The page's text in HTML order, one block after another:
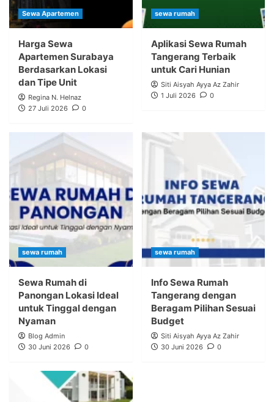
Sewa Apartemen
Harga Sewa
Apartemen Surabaya
Berdasarkan Lokasi
dan Tipe Unit
Regina N. Helnaz
27 Juli 2026
0
sewa rumah
Aplikasi Sewa Rumah
Tangerang Terbaik
untuk Cari Hunian
Siti Aisyah Ayya Az Zahir
1 Juli 2026
0
sewa rumah
Sewa Rumah di
Panongan Lokasi Ideal
untuk Tinggal dengan
Nyaman
Blog Admin
30 Juni 2026
0
sewa rumah
Info Sewa Rumah
Tangerang dengan
Beragam Pilihan Sesuai
Budget
Siti Aisyah Ayya Az Zahir
30 Juni 2026
0